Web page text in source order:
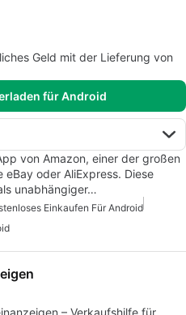
Geld mit der Lieferung von
für Android
von Amazon, einer der großen
oder AliExpress. Diese
unabhängiger…
Einkaufen Für Android
– Verkaufshilfe für